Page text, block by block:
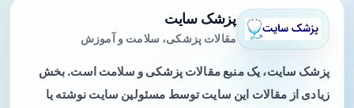
پزشک سایت
مقالات پزشکی، سلامت و آموزش
پزشک سایت، یک منبع مقالات پزشکی و سلامت است. بخش
زیادی از مقالات این سایت توسط مسئولین سایت نوشته یا